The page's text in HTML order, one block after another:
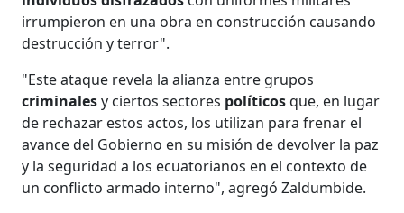
irrumpieron en una obra en construcción causando
destrucción y terror".
"Este ataque revela la alianza entre grupos
criminalesy ciertos sectores políticosque, en lugar
de rechazar estos actos, los utilizan para frenar el
avance del Gobierno en su misión de devolver la paz
y la seguridad a los ecuatorianos en el contexto de
un conflicto armado interno", agregó Zaldumbide.